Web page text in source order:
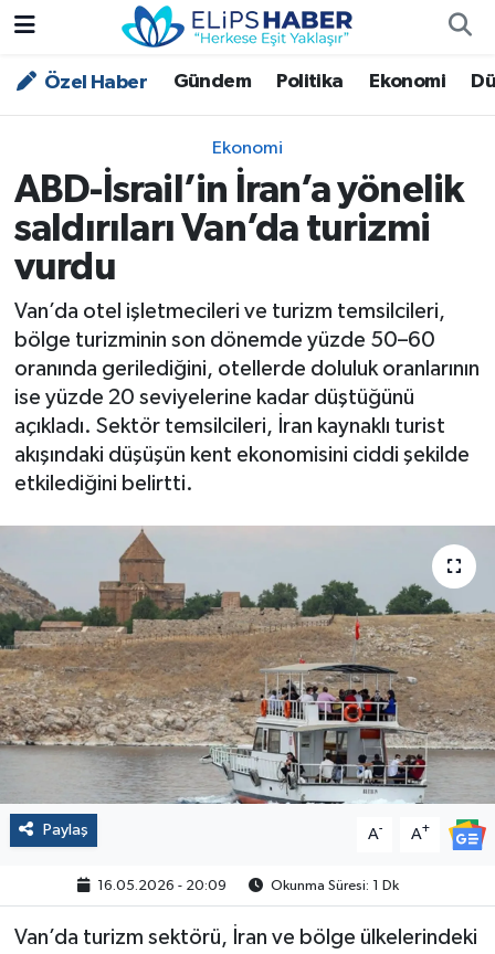
Özel Haber Gündem Politika Ekonomi
Ekonomi
ABD-İsrail’in İran’a yönelik
saldırıları Van’da turizmi
vurdu
Van’da otel işletmecileri ve turizm temsilcileri,
bölge turizminin son dönemde yüzde 50–60
oranında gerilediğini, otellerde doluluk oranlarının
ise yüzde 20 seviyelerine kadar düştüğünü
açıkladı. Sektör temsilcileri, İran kaynaklı turist
akışındaki düşüşün kent ekonomisini ciddi şekilde
etkilediğini belirtti.
Paylaş A- A+
16.05.2026 - 20:09 Okunma Süresi: 1 Dk
Van’da turizm sektörü, İran ve bölge ülkelerindeki
Özel Haber
Asayiş
Bilim - Teknoloji
Çevre - İklim
Dünya
Kültür - Sanat
Magazin
Sağlık
Spor
Yaşam
Çalışma Hayatı
Kadın
2024 Seçim Sonuçları
Nöbetçi Eczaneler
Trafik Durumu
Süper Lig Puan Durumu ve Fikstür
Tüm Manşetler
Son Dakika Haberleri